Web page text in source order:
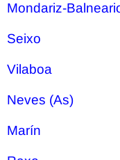
Mondariz-
Seixo
Vilaboa
Neves (As)
Marín